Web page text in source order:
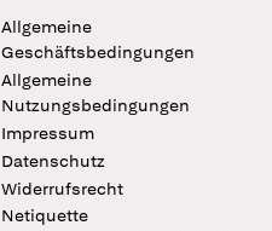
Allgemeine
Geschäftsbedingungen
Allgemeine
Nutzungsbedingungen
Impressum
Datenschutz
Widerrufsrecht
Netiquette